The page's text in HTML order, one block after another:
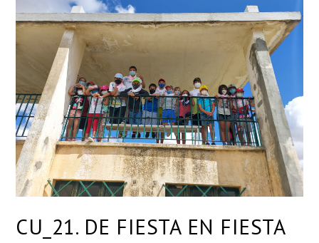
CU_21. DE FIESTA EN FIESTA